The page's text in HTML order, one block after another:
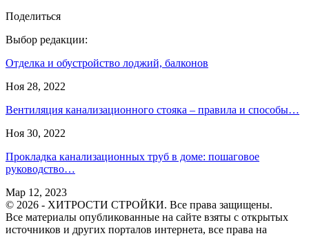
Поделиться
Выбор редакции:
Отделка и обустройство лоджий, балконов
Ноя 28, 2022
Вентиляция канализационного стояка – правила и способы…
Ноя 30, 2022
Прокладка канализационных труб в доме: пошаговое
руководство…
Мар 12, 2023
© 2026 - ХИТРОСТИ СТРОЙКИ. Все права защищены.
Все материалы опубликованные на сайте взяты с открытых
источников и других порталов интернета, все права на